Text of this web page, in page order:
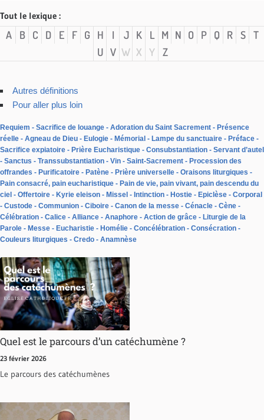
Tout le lexique :
A B C D E F G H I J K L M N O P Q R S
T
U V W X Y Z
Autres définitions
Pour aller plus loin
Requiem Sacrifice de louange Adoration du Saint Sacrement
Présence
réelle
Agneau de Dieu Eulogie Mémorial Lampe du sanctuaire
Préface
Sacrifice expiatoire
Prière Eucharistique Consubstantiation
Servant d’autel
Sanctus
Transsubstantiation Vin Saint-Sacrement
Procession des
offrandes
Purificatoire Patène Prière universelle
Oraisons liturgiques
Pain consacré, pain eucharistique
Pain de vie, pain vivant, pain descendu du
ciel
Offertoire Kyrie eleison Missel Intinction Hostie Epiclèse
Corporal
Custode
Communion Ciboire Canon de la messe Cénacle
Cène
Célébration
Calice Alliance Anaphore Action de grâce
Liturgie de la
Parole
Messe Eucharistie Homélie Concélébration
Consécration
Couleurs liturgiques
Credo Anamnèse
Quel est le parcours d’un catéchumène ?
23 février 2026
Le parcours des catéchumènes